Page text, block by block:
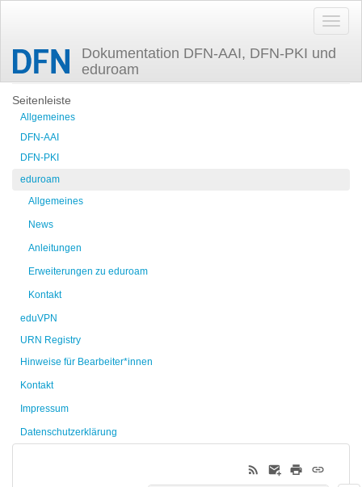
Dokumentation DFN-AAI, DFN-PKI und
eduroam
Zuletzt angesehen easyroam
Seitenleiste
Allgemeines
DFN-AAI
DFN-PKI
eduroam
Allgemeines
News
Anleitungen
Erweiterungen zu eduroam
Kontakt
eduVPN
URN Registry
Hinweise für Bearbeiter*innen
Kontakt
Impressum
Datenschutzerklärung